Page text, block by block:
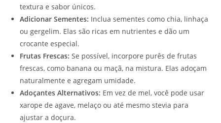
textura e sabor únicos.
Adicionar Sementes: Inclua sementes como chia, linhaça
ou gergelim. Elas são ricas em nutrientes e dão um
crocante especial.
Frutas Frescas: Se possível, incorpore purês de frutas
frescas, como banana ou maçã, na mistura. Elas adoçam
naturalmente e agregam umidade.
Adoçantes Alternativos: Em vez de mel, você pode usar
xarope de agave, melaço ou até mesmo stevia para
ajustar a doçura.